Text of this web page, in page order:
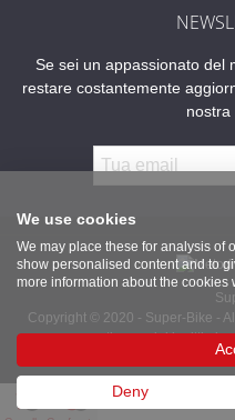
Se sei un appassionato del
restare costantemente
nostra
Copyright © 2020 - Super-Bike -
presenti sono dei legittimi
We use cookies
We may place these for analysis of
show personalised content and to
more information about the cookies
Deny